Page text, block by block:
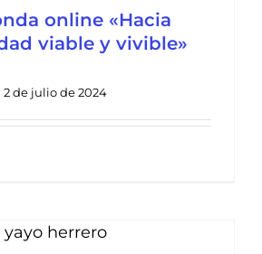
online «Hacia
viable y vivible»
2 de julio de 2024